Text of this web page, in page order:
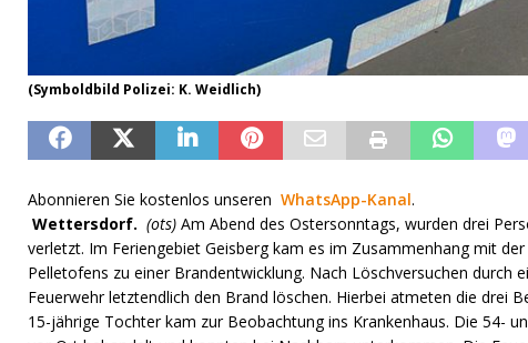
(Symboldbild Polizei: K. Weidlich)
Abonnieren Sie kostenlos unseren WhatsApp-Kanal.
Wettersdorf. (ots) Am Abend des Ostersonntags, wurden drei
verletzt. Im Feriengebiet Geisberg kam es im Zusammenhang mit
Pelletofens zu einer Brandentwicklung. Nach Löschversuchen durch
Feuerwehr letztendlich den Brand löschen. Hierbei atmeten die drei
15-jährige Tochter kam zur Beobachtung ins Krankenhaus. Die 54-